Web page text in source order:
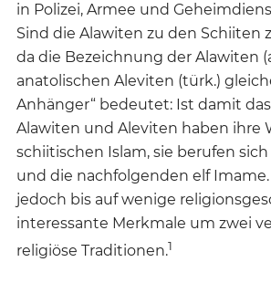
in Polizei, Armee und
Sind die Alawiten zu den Schiiten
da die Bezeichnung der Alawiten
anatolischen Aleviten (türk.)
Anhänger“ bedeutet: Ist damit
Alawiten und Aleviten haben ihre
schiitischen Islam, sie berufen
und die nachfolgenden elf
jedoch bis auf wenige
interessante Merkmale um zwei
religiöse Traditionen.1